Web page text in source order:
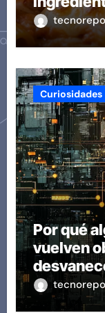
Curiosidades
Por qué
vuelven